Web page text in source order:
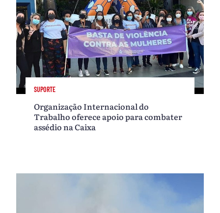
SUPORTE
Organização Internacional do
Trabalho oferece apoio para combater
assédio na Caixa